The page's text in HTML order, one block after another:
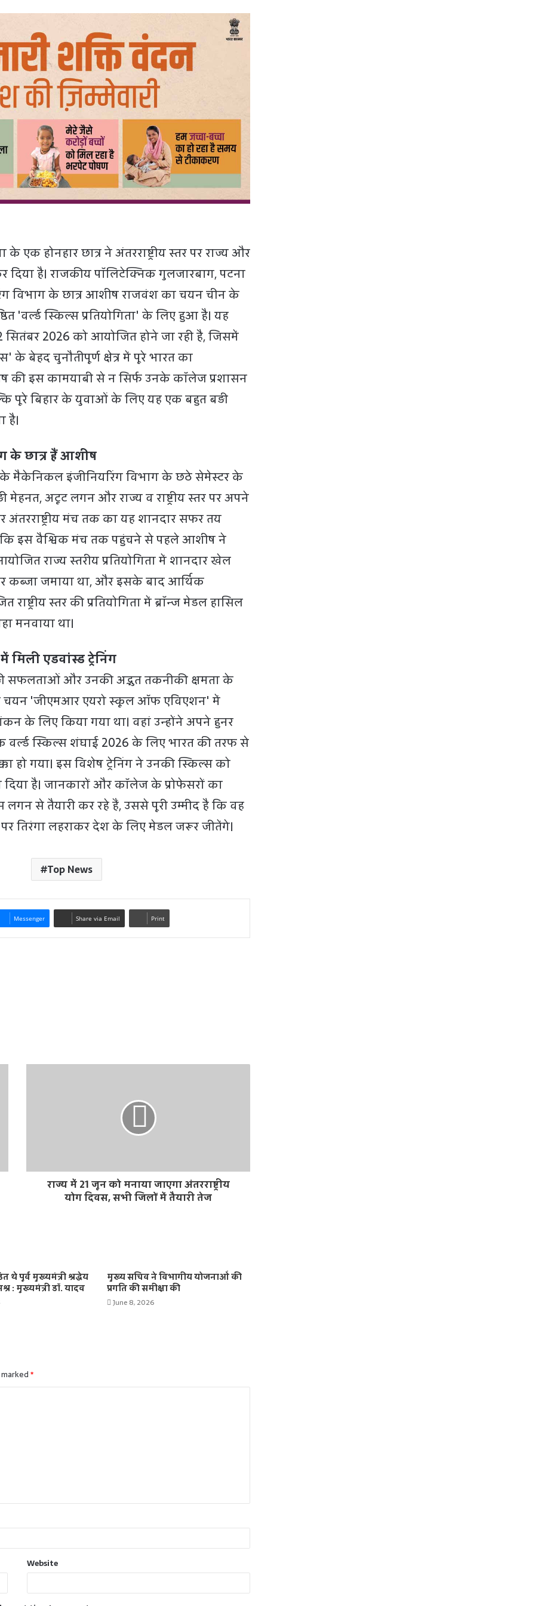
के एक होनहार छात्र ने अंतरराष्ट्रीय स्तर पर राज्य और
है। राजकीय पॉलिटेक्निक गुलजारबाग, पटना
विभाग के छात्र आशीष राजवंश का चयन चीन के
'वर्ल्ड स्किल्स प्रतियोगिता' के लिए हुआ है। यह
सितंबर 2026 को आयोजित होने जा रही है, जिसमें
बेहद चुनौतीपूर्ण क्षेत्र में पूरे भारत का
की इस कामयाबी से न सिर्फ उनके कॉलेज प्रशासन
पूरे बिहार के युवाओं के लिए यह एक बहुत बड़ी
है।
के छात्र हैं आशीष
मैकेनिकल इंजीनियरिंग विभाग के छठे सेमेस्टर के
मेहनत, अटूट लगन और राज्य व राष्ट्रीय स्तर पर अपने
अंतरराष्ट्रीय मंच तक का यह शानदार सफर तय
इस वैश्विक मंच तक पहुंचने से पहले आशीष ने
राज्य स्तरीय प्रतियोगिता में शानदार खेल
कब्जा जमाया था, और इसके बाद आर्थिक
स्तर की प्रतियोगिता में ब्रॉन्ज मेडल हासिल
मनवाया था।
एडवांस्ड ट्रेनिंग
सफलताओं और उनकी अद्भुत तकनीकी क्षमता के
चयन 'जीएमआर एयरो स्कूल ऑफ एविएशन' में
के लिए किया गया था। वहां उन्होंने अपने हुनर
वर्ल्ड स्किल्स शंघाई 2026 के लिए भारत की तरफ से
हो गया। इस विशेष ट्रेनिंग ने उनकी स्किल्स को
है। जानकारों और कॉलेज के प्रोफेसरों का
से तैयारी कर रहे हैं, उससे पूरी उम्मीद है कि वह
तिरंगा लहराकर देश के लिए मेडल जरूर जीतेंगे।
Top News
Messenger Share via Email Print
राज्य में 21 जून को मनाया जाएगा अंतरराष्ट्रीय
योग दिवस, सभी जिलों में तैयारी तेज
थे पूर्व मुख्यमंत्री श्रद्धेय
: मुख्यमंत्री डॉ. यादव
मुख्य सचिव ने विभागीय योजनाओं की
प्रगति की समीक्षा की
June 8, 2026
*
Website